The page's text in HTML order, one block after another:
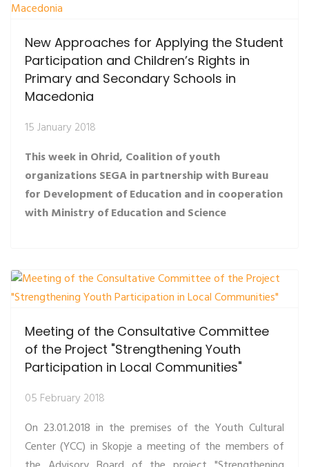
New Approaches for Applying the Student
Participation and Children’s Rights in
Primary and Secondary Schools in
Macedonia
15 January 2018
This week in Ohrid, Coalition of youth
organizations SEGA in partnership with Bureau
for Development of Education and in cooperation
with Ministry of Education and Science
Meeting of the Consultative Committee
of the Project "Strengthening Youth
Participation in Local Communities"
05 February 2018
On 23.01.2018 in the premises of the Youth Cultural
Center (YCC) in Skopje a meeting of the members of